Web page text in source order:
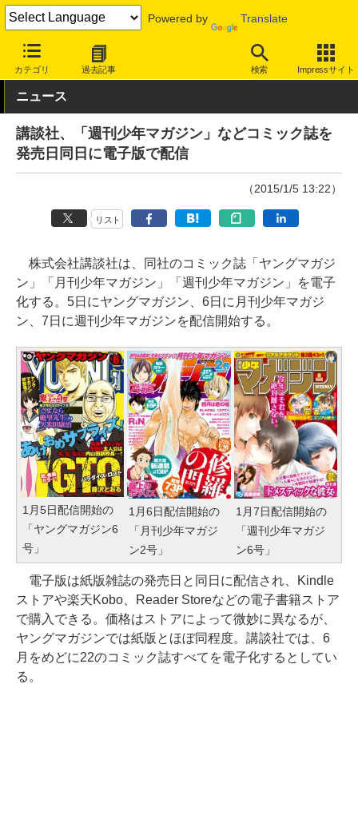
Powered by Translate
カテゴリ 過去記事 検索 Impressサイト
INTERNET Watch トピック
ニュース
講談社、「週刊少年マガジン」などコミック誌を
発売日同日に電子版で配信
（2015/1/5 13:22）
リスト
株式会社講談社は、同社のコミック誌「ヤングマガジ
ン」「月刊少年マガジン」「週刊少年マガジン」を電子
化する。5日にヤングマガジン、6日に月刊少年マガジ
ン、7日に週刊少年マガジンを配信開始する。
1月5日配信開始の
「ヤングマガジン6
号」
1月6日配信開始の
「月刊少年マガジ
ン2号」
1月7日配信開始の
「週刊少年マガジ
ン6号」
電子版は紙版雑誌の発売日と同日に配信され、Kindle
ストアや楽天Kobo、Reader Storeなどの電子書籍ストア
で購入できる。価格はストアによって微妙に異なるが、
ヤングマガジンでは紙版とほぼ同程度。講談社では、6
月をめどに22のコミック誌すべてを電子化するとしてい
る。